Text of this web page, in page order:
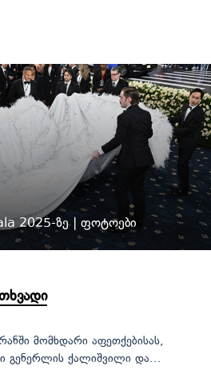
2025-ზე | ფოტოები
მომხდარი აფეთქებისას,
გენერლის ქალიშვილი და...